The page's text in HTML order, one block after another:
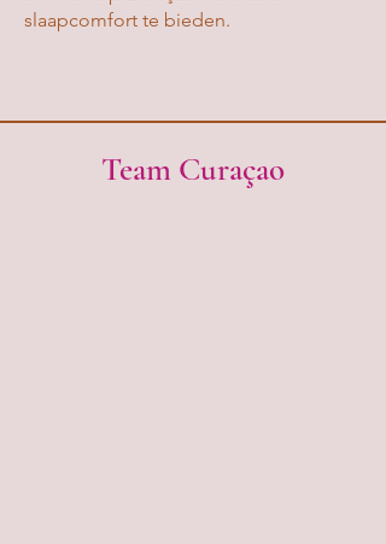
slaapcomfort te bieden.
Team Curaçao